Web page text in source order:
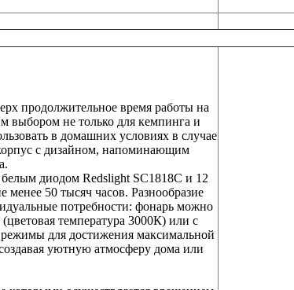
продолжительное время работы на
выбором не только для кемпинга и
в домашних условиях в случае
с дизайном, напоминающим
диодом Redslight SC1818C и 12
50 тысяч часов. Разнообразие
потребности: фонарь можно
температура 3000К) или с
для достижения максимальной
уютную атмосферу дома или